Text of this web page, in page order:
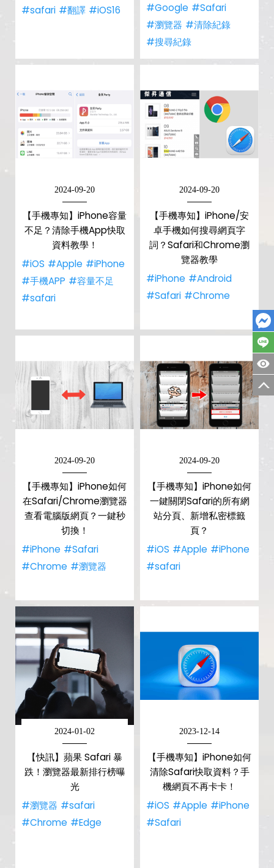
#safari #翻譯 #iOS16
#Google #Safari
#瀏覽器 #清除紀錄
#搜尋紀錄
2024-09-20
【手機專知】iPhone容量
不足？清除手機App快取
資料教學！
#iOS #Apple #iPhone
#手機APP #容量不足
#safari
2024-09-20
【手機專知】iPhone/安
卓手機如何搜尋網頁字
詞？Safari和Chrome瀏
覽器教學
#iPhone #Android
#Safari #Chrome
2024-09-20
【手機專知】iPhone如何
在Safari/Chrome瀏覽器
查看電腦版網頁？一鍵秒
切換！
#iPhone #Safari
#Chrome #瀏覽器
2024-09-20
【手機專知】iPhone如何
一鍵關閉Safari的所有網
站分頁、新增私密標籤
頁？
#iOS #Apple #iPhone
#safari
2024-01-02
【快訊】蘋果 Safari 暴
跌！瀏覽器最新排行榜曝
光
#瀏覽器 #safari
#Chrome #Edge
2023-12-14
【手機專知】iPhone如何
清除Safari快取資料？手
機網頁不再卡卡！
#iOS #Apple #iPhone
#Safari